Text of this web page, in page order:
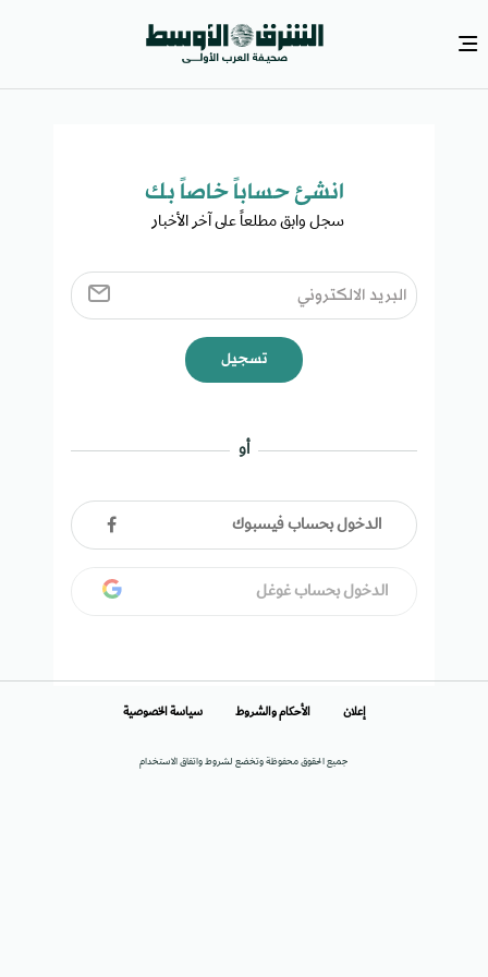
انشئ حساباً خاصاً بك​
سجل وابق مطلعاً على آخر الأخبار ​
تسجيل
أو
الدخول بحساب فيسبوك
الدخول بحساب غوغل
جميع الحقوق محفوظة وتخضع لشروط واتفاق الاستخدام
إعلان الأحكام والشروط سياسة الخصوصية